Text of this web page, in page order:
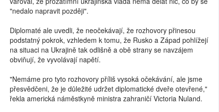
"nedalo napravit později".
Diplomaté ale uvedli, že neočekávají, že rozhovory přinesou
podstatný pokrok, vzhledem k tomu, že Rusko a Západ pohlížejí
na situaci na Ukrajině tak odlišně a obě strany se navzájem
obviňují, že vyvolávají napětí.
"Nemáme pro tyto rozhovory příliš vysoká očekávání, ale jsme
přesvědčeni, že je důležité udržet diplomatické dveře otevřené,"
řekla americká náměstkyně ministra zahraničí Victoria Nuland.